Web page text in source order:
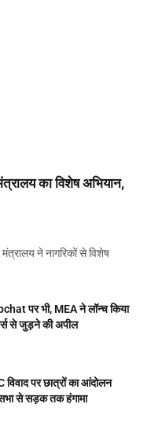
का विशेष अभियान,
ने नागरिकों से विशेष
पर भी, MEA ने लॉन्च किया
से जुड़ने की अपील
पर छात्रों का आंदोलन
से सड़क तक हंगामा